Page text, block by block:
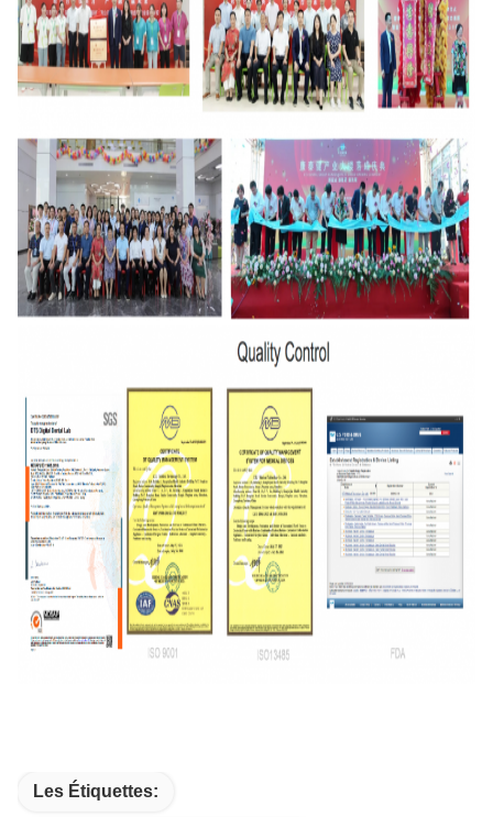
Les Étiquettes: